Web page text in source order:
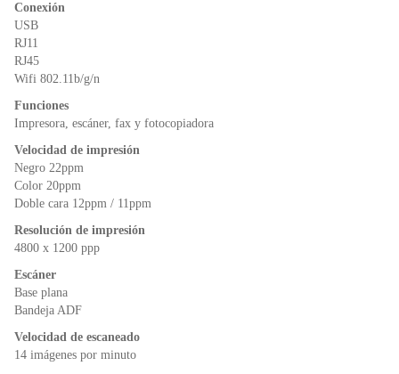
Conexión
USB
RJ11
RJ45
Wifi 802.11b/g/n
Funciones
Impresora, escáner, fax y fotocopiadora
Velocidad de impresión
Negro 22ppm
Color 20ppm
Doble cara 12ppm / 11ppm
Resolución de impresión
4800 x 1200 ppp
Escáner
Base plana
Bandeja ADF
Velocidad de escaneado
14 imágenes por minuto